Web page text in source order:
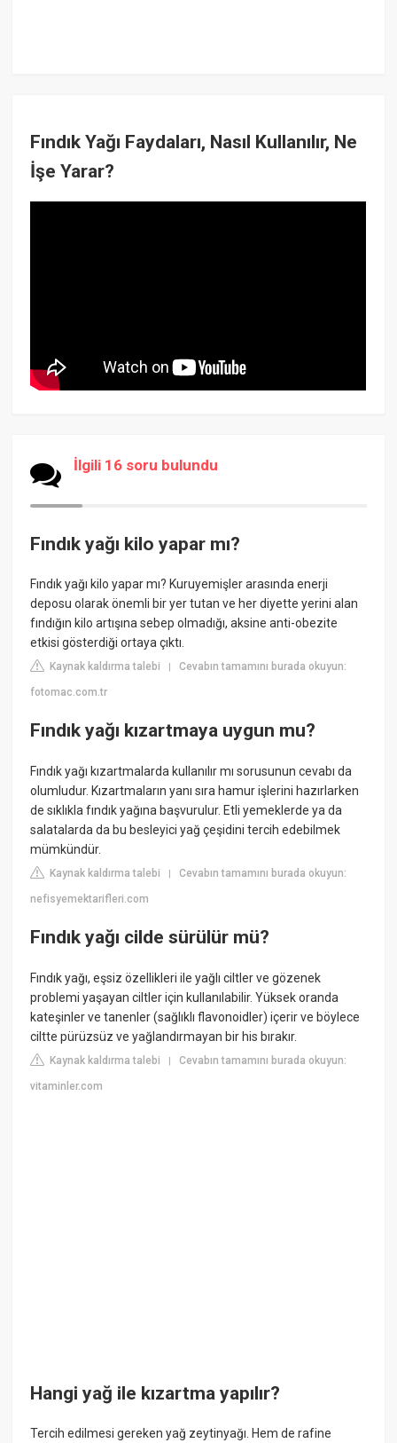
Fındık Yağı Faydaları, Nasıl Kullanılır, Ne
İşe Yarar?
İlgili 16 soru bulundu
Fındık yağı kilo yapar mı?
Fındık yağı kilo yapar mı? Kuruyemişler arasında enerji
deposu olarak önemli bir yer tutan ve her diyette yerini alan
fındığın kilo artışına sebep olmadığı, aksine anti-obezite
etkisi gösterdiği ortaya çıktı.
Kaynak kaldırma talebi |Cevabın tamamını burada okuyun:
fotomac.com.tr
Fındık yağı kızartmaya uygun mu?
Fındık yağı kızartmalarda kullanılır mı sorusunun cevabı da
olumludur. Kızartmaların yanı sıra hamur işlerini hazırlarken
de sıklıkla fındık yağına başvurulur. Etli yemeklerde ya da
salatalarda da bu besleyici yağ çeşidini tercih edebilmek
mümkündür.
Kaynak kaldırma talebi |Cevabın tamamını burada okuyun:
nefisyemektarifleri.com
Fındık yağı cilde sürülür mü?
Fındık yağı, eşsiz özellikleri ile yağlı ciltler ve gözenek
problemi yaşayan ciltler için kullanılabilir. Yüksek oranda
kateşinler ve tanenler (sağlıklı flavonoidler) içerir ve böylece
ciltte pürüzsüz ve yağlandırmayan bir his bırakır.
Kaynak kaldırma talebi |Cevabın tamamını burada okuyun:
vitaminler.com
Hangi yağ ile kızartma yapılır?
Tercih edilmesi gereken yağ zeytinyağı. Hem de rafine